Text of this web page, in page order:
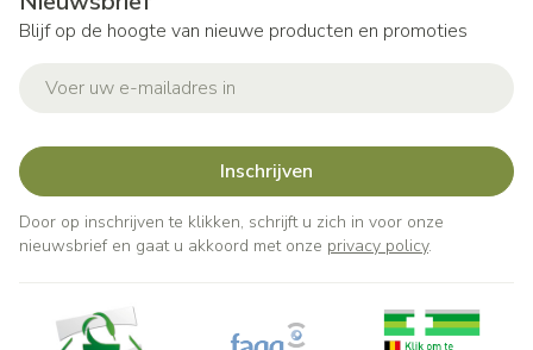
Blijf op de hoogte van nieuwe producten en promoties
Inschrijven
Door op inschrijven te klikken, schrijft u zich in voor onze
nieuwsbrief en gaat u akkoord met onze privacy policy.